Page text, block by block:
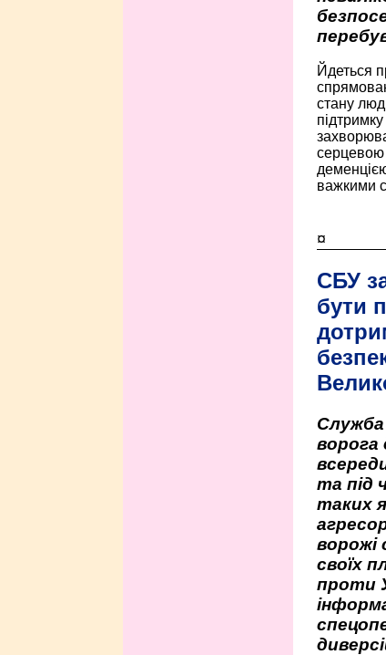
Йдеться
стану
серцевою
важкими
¤
СБУ
бути
Служба
ворога
та під
таких
ворожі
своїх
проти